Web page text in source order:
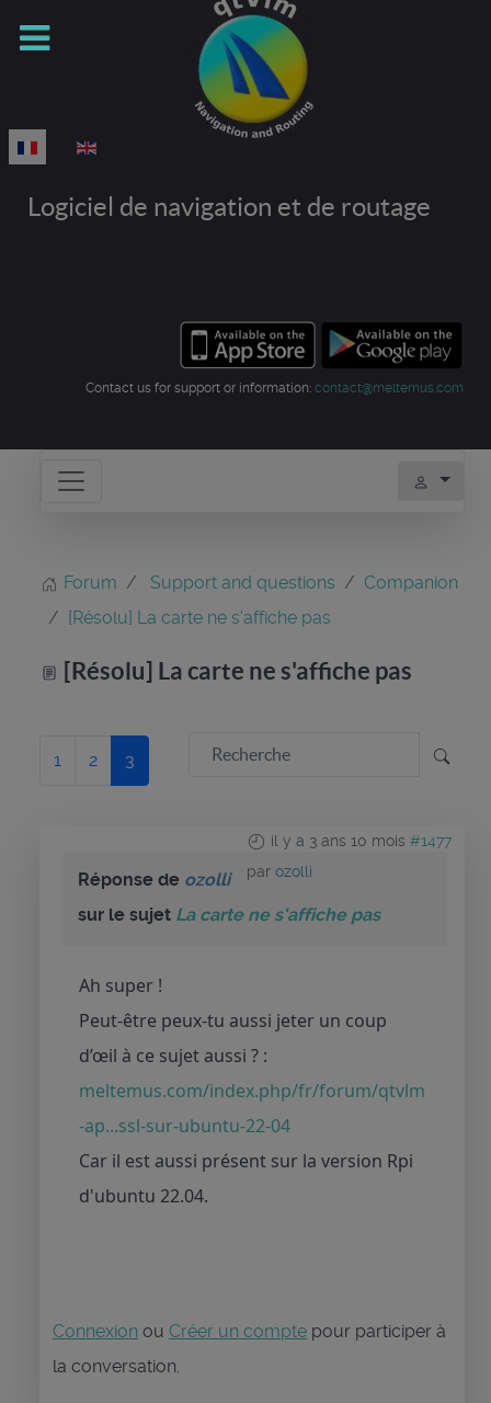
Sélectionnez votre langue
Logiciel de navigation et de routage
Contact us for support or information: contact@meltemus.com
Forum Support and questions
Companion
[Résolu] La carte ne s'affiche pas
[Résolu] La carte ne s'affiche pas
1 2 3
il y a 3 ans 10 mois #1477
par ozolli
Réponse de ozolli
sur le sujet La carte ne s'affiche pas
Ah super !
Peut-être peux-tu aussi jeter un coup
d’œil à ce sujet aussi ? :
meltemus.com/index.php/fr/forum/qtvlm
-ap...ssl-sur-ubuntu-22-04
Car il est aussi présent sur la version Rpi
d'ubuntu 22.04.
Connexion ou Créer un compte pour participer à
la conversation.